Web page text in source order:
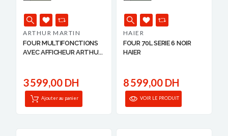
ARTHUR MARTIN
FOUR MULTIFONCTIONS
AVEC AFFICHEUR ARTHU...
3 599,00 DH
Ajouter au panier
HAIER
FOUR 70L SERIE 6 NOIR
HAIER
8 599,00 DH
VOIR LE PRODUIT